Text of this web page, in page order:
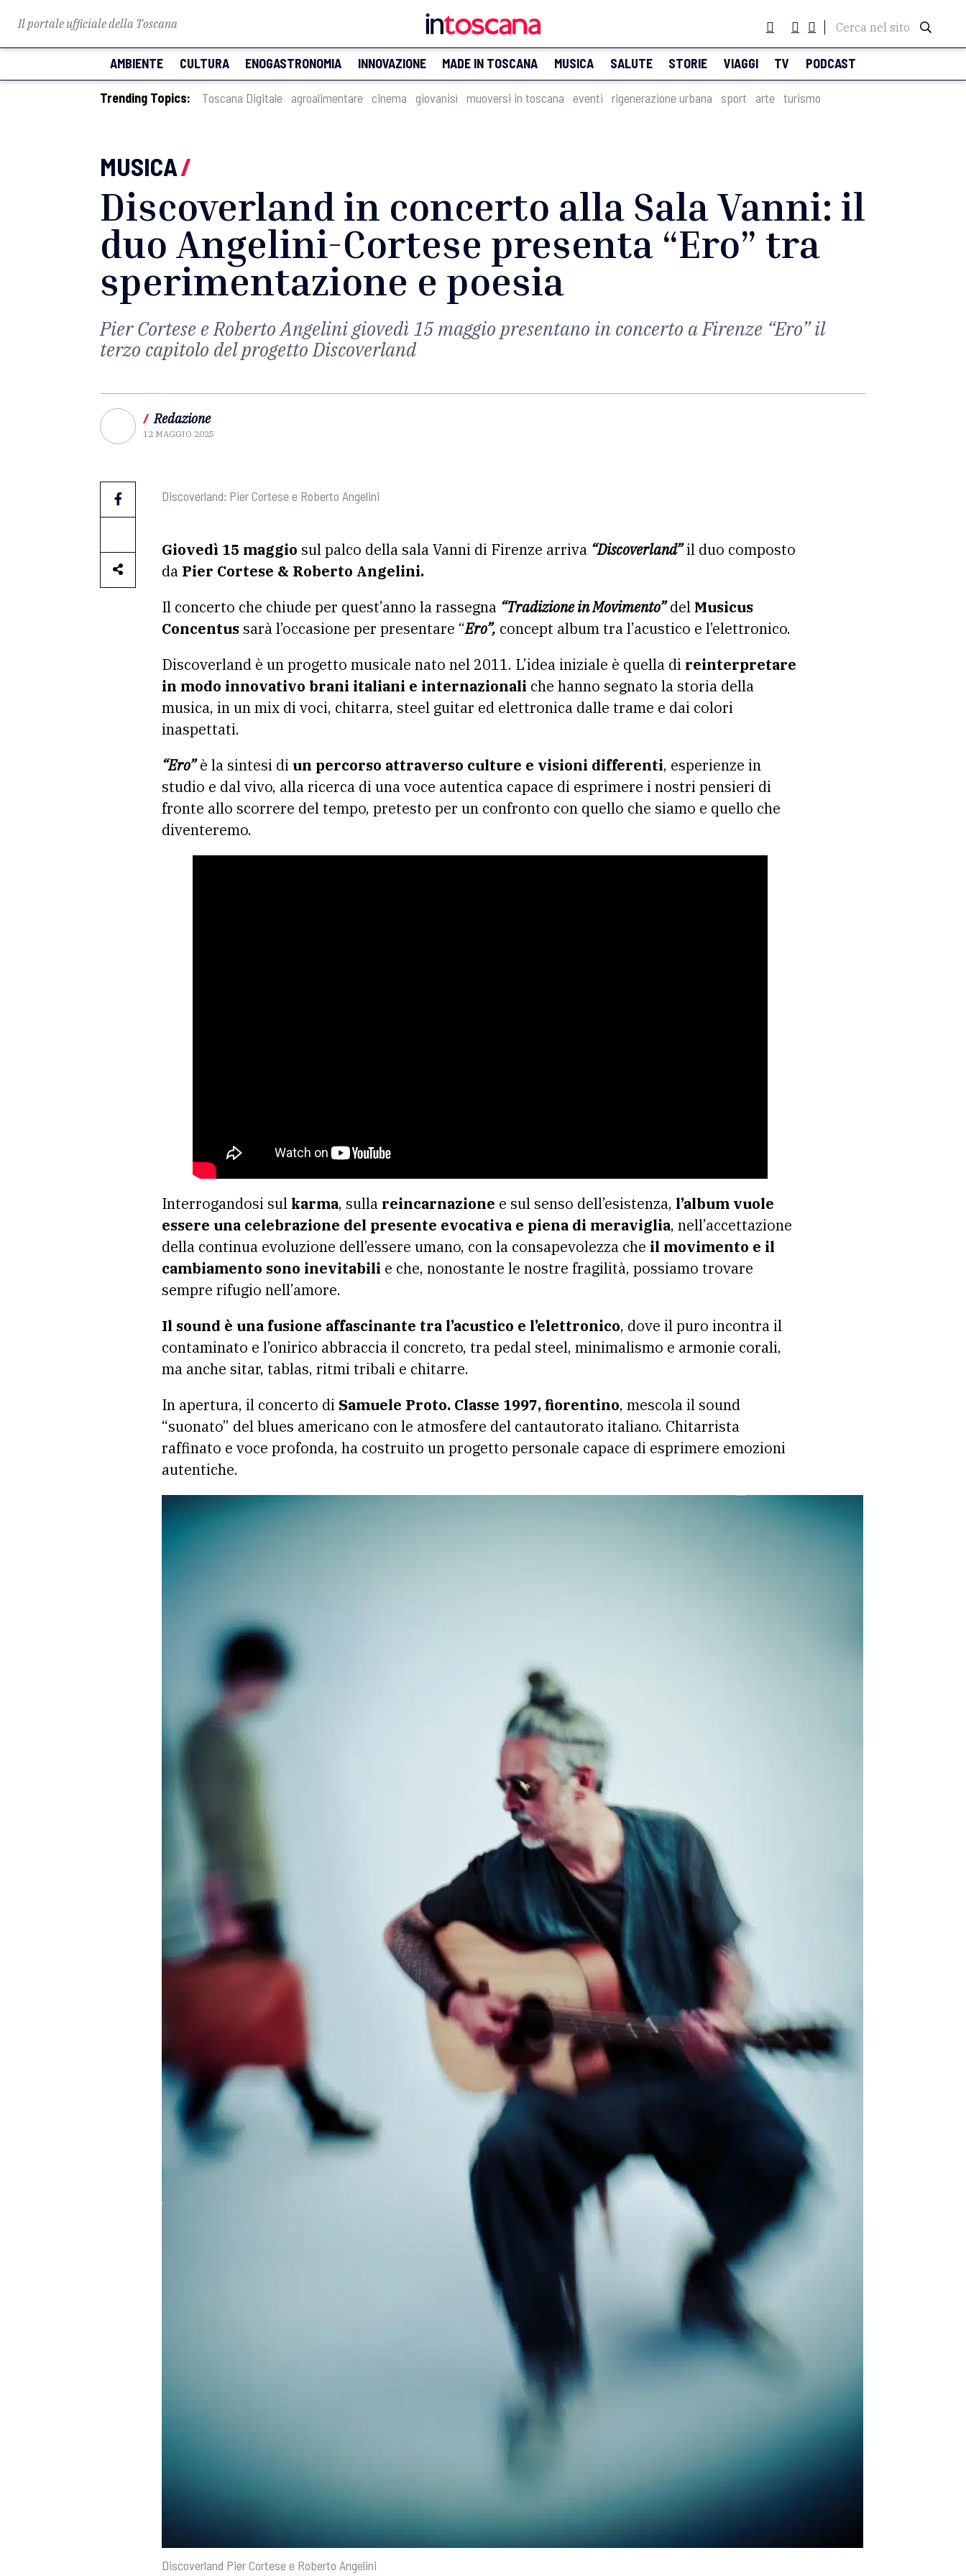
Il portale ufficiale della Toscana Cerca nel sito
AMBIENTE CULTURA ENOGASTRONOMIA INNOVAZIONE MADE IN TOSCANA MUSICA SALUTE STORIE VIAGGI TV PODCAST
Trending Topics: Toscana Digitale agroalimentare cinema giovanisì muoversi in toscana eventi rigenerazione urbana sport arte turismo
MUSICA/
Discoverland in concerto alla Sala Vanni: il
duo Angelini-Cortese presenta “Ero” tra
sperimentazione e poesia
Pier Cortese e Roberto Angelini giovedì 15 maggio presentano in concerto a Firenze “Ero” il
terzo capitolo del progetto Discoverland
/ Redazione
12 MAGGIO 2025
Discoverland: Pier Cortese e Roberto Angelini
Giovedì 15 maggio sul palco della sala Vanni di Firenze arriva “Discoverland”il duo composto
da Pier Cortese & Roberto Angelini.
Il concerto che chiude per quest’anno la rassegna “Tradizione in Movimento”del Musicus
Concentus sarà l’occasione per presentare “Ero”, concept album tra l’acustico e l’elettronico.
Discoverland è un progetto musicale nato nel 2011. L’idea iniziale è quella di reinterpretare
in modo innovativo brani italiani e internazionali che hanno segnato la storia della
musica, in un mix di voci, chitarra, steel guitar ed elettronica dalle trame e dai colori
inaspettati.
“Ero”è la sintesi di un percorso attraverso culture e visioni differenti, esperienze in
studio e dal vivo, alla ricerca di una voce autentica capace di esprimere i nostri pensieri di
fronte allo scorrere del tempo, pretesto per un confronto con quello che siamo e quello che
diventeremo.
Interrogandosi sul karma, sulla reincarnazione e sul senso dell’esistenza, l’album vuole
essere una celebrazione del presente evocativa e piena di meraviglia, nell’accettazione
della continua evoluzione dell’essere umano, con la consapevolezza che il movimento e il
cambiamento sono inevitabili e che, nonostante le nostre fragilità, possiamo trovare
sempre rifugio nell’amore.
Il sound è una fusione affascinante tra l’acustico e l’elettronico, dove il puro incontra il
contaminato e l’onirico abbraccia il concreto, tra pedal steel, minimalismo e armonie corali,
ma anche sitar, tablas, ritmi tribali e chitarre.
In apertura, il concerto di Samuele Proto. Classe 1997, fiorentino, mescola il sound
“suonato” del blues americano con le atmosfere del cantautorato italiano. Chitarrista
raffinato e voce profonda, ha costruito un progetto personale capace di esprimere emozioni
autentiche.
Discoverland Pier Cortese e Roberto Angelini